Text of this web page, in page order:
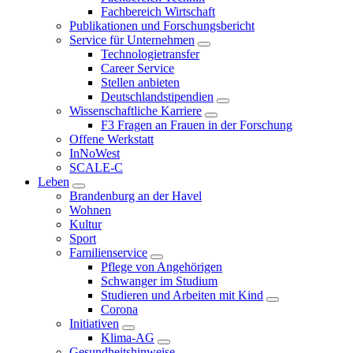
Fachbereich Wirtschaft
Publikationen und Forschungsbericht
Service für Unternehmen
Technologietransfer
Career Service
Stellen anbieten
Deutschlandstipendien
Wissenschaftliche Karriere
F3 Fragen an Frauen in der Forschung
Offene Werkstatt
InNoWest
SCALE-C
Leben
Brandenburg an der Havel
Wohnen
Kultur
Sport
Familienservice
Pflege von Angehörigen
Schwanger im Studium
Studieren und Arbeiten mit Kind
Corona
Initiativen
Klima-AG